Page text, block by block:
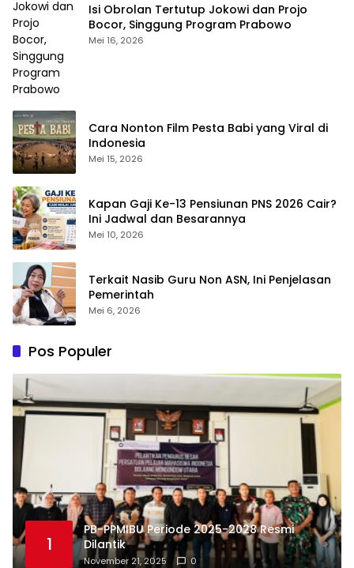
Isi Obrolan Tertutup Jokowi dan Projo
Bocor, Singgung Program Prabowo
Mei 16, 2026
Cara Nonton Film Pesta Babi yang Viral di
Indonesia
Mei 15, 2026
Kapan Gaji Ke-13 Pensiunan PNS 2026 Cair?
Ini Jadwal dan Besarannya
Mei 10, 2026
Terkait Nasib Guru Non ASN, Ini Penjelasan
Pemerintah
Mei 6, 2026
Pos Populer
1
PB-PPMIBU Periode 2025-2028 Resmi
Dilantik
November 21, 2025 0